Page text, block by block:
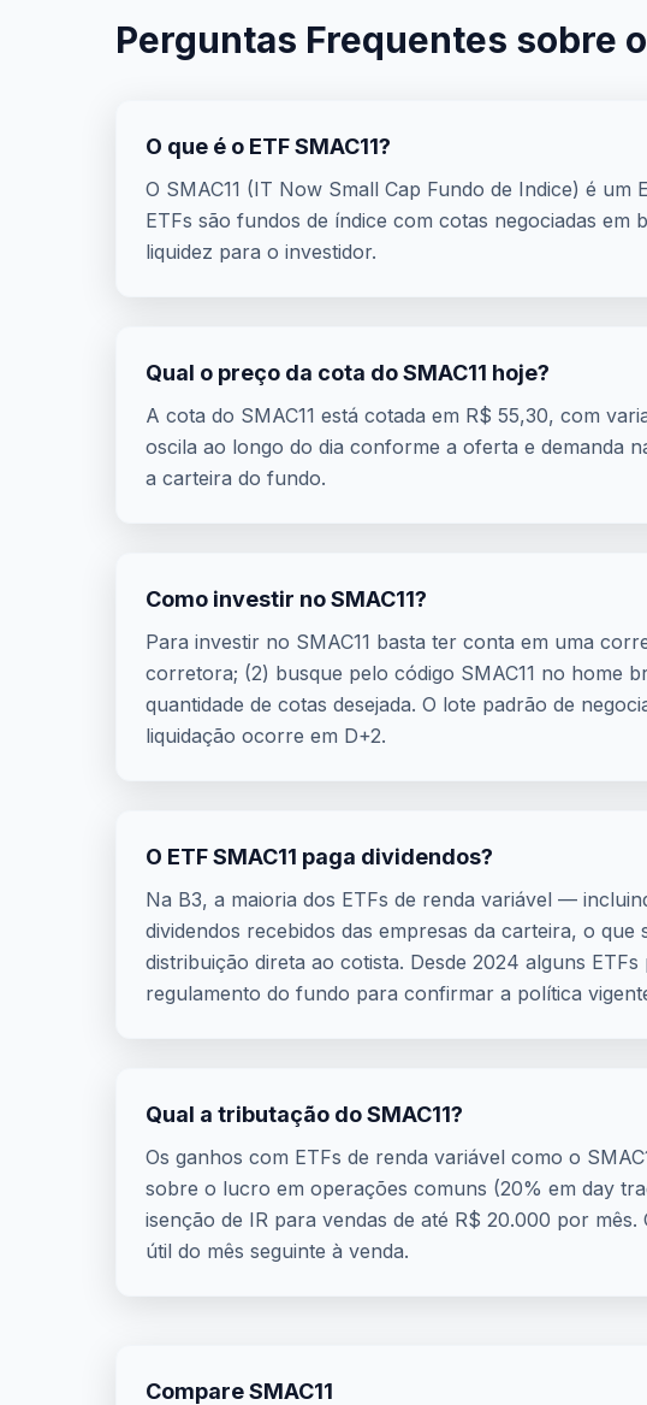
Perguntas Frequentes sobre o
O que é o ETF SMAC11?
O SMAC11 (IT Now Small Cap Fundo de Indice) é um
ETFs são fundos de índice com cotas negociadas em
liquidez para o investidor.
Qual o preço da cota do SMAC11 hoje?
A cota do SMAC11 está cotada em R$ 55,30, com
oscila ao longo do dia conforme a oferta e demanda
a carteira do fundo.
Como investir no SMAC11?
Para investir no SMAC11 basta ter conta em uma
corretora; (2) busque pelo código SMAC11 no home
quantidade de cotas desejada. O lote padrão de
liquidação ocorre em D+2.
O ETF SMAC11 paga dividendos?
Na B3, a maioria dos ETFs de renda variável —
dividendos recebidos das empresas da carteira, o
distribuição direta ao cotista. Desde 2024 alguns
regulamento do fundo para confirmar a política
Qual a tributação do SMAC11?
Os ganhos com ETFs de renda variável como o
sobre o lucro em operações comuns (20% em day
isenção de IR para vendas de até R$ 20.000 por
útil do mês seguinte à venda.
Compare SMAC11